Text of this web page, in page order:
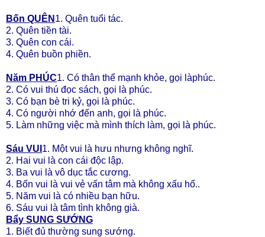
Bốn QUÊN 1. Quên tuổi tác.
2. Quên tiền tài.
3. Quên con cái.
4. Quên buồn phiền.
Năm PHÚC1. Có thân thể mạnh khỏe, gọi làphúc.
2. Có vui thú đọc sách, gọi là phúc.
3. Có bạn bè tri kỷ, gọi là phúc.
4. Có người nhớ đến anh, gọi là phúc.
5. Làm những việc mà mình thích làm, gọi là phúc.
Sáu VUI 1. Một vui là hưu nhưng không nghĩ.
2. Hai vui là con cái độc lập.
3. Ba vui là vô dục tắc cương.
4. Bốn vui là vui vẻ vấn tâm mà không xấu hổ..
5. Năm vui là có nhiều bạn hữu.
6. Sáu vui là tâm tình không già.
Bẩy SUNG SƯỚNG
1. Biết đủ thường sung sướng.